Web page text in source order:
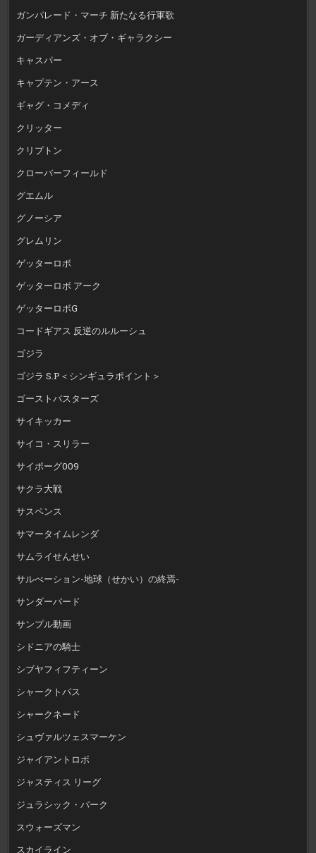
ガンパレード・マーチ 新たなる行軍歌
ガーディアンズ・オブ・ギャラクシー
キャスパー
キャプテン・アース
ギャグ・コメディ
クリッター
クリプトン
クローバーフィールド
グエムル
グノーシア
グレムリン
ゲッターロボ
ゲッターロボ アーク
ゲッターロボG
コードギアス 反逆のルルーシュ
ゴジラ
ゴジラ S.P＜シンギュラポイント＞
ゴーストバスターズ
サイキッカー
サイコ・スリラー
サイボーグ009
サクラ大戦
サスペンス
サマータイムレンダ
サムライせんせい
サルべーション-地球（せかい）の終焉-
サンダーバード
サンプル動画
シドニアの騎士
シブヤフィフティーン
シャークトパス
シャークネード
シュヴァルツェスマーケン
ジャイアントロボ
ジャスティス リーグ
ジュラシック・パーク
スウォーズマン
スカイライン